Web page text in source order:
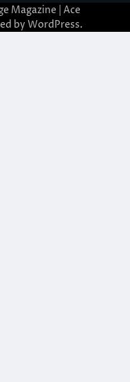
Magazine | Ace
by WordPress.